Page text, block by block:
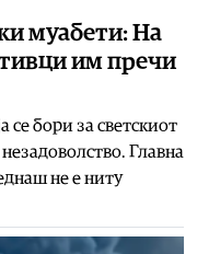
муабети: На
им пречи
се бори за светскиот
Главна
не е ниту